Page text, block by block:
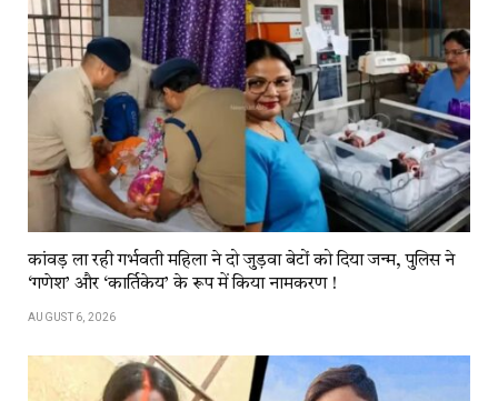
कांवड़​​ ला​​ रही​​ गर्भवती महिला ने दो जुड़वा बेटों को दिया जन्म, पुलिस ने
‘गणेश’ और ‘कार्तिकेय’ के रूप में किया नामकरण !
AUGUST 6, 2026